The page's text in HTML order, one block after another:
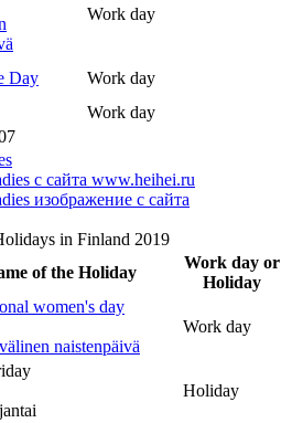
Work day
Day
Work day
Work day
in Finland 2019
of the Holiday
Work day or
Holiday
women's day
naistenpäivä
Work day
Holiday